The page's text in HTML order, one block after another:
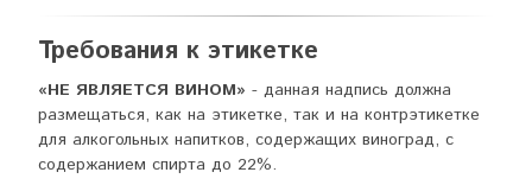
Требования к этикетке
«НЕ ЯВЛЯЕТСЯ ВИНОМ» - данная надпись должна
размещаться, как на этикетке, так и на контрэтикетке
для алкогольных напитков, содержащих виноград, с
содержанием спирта до 22%.